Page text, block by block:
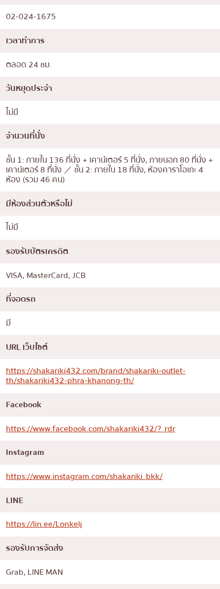
02-024-1675
เวลาทำการ
ตลอด 24 ชม.
วันหยุดประจำ
ไม่มี
จำนวนที่นั่ง
ชั้น 1: ภายใน 136 ที่นั่ง + เคาน์เตอร์ 5 ที่นั่ง, ภายนอก 80 ที่นั่ง +
เคาน์เตอร์ 8 ที่นั่ง ／ ชั้น 2: ภายใน 18 ที่นั่ง, ห้องคาราโอเกะ 4
ห้อง (รวม 46 คน)
มีห้องส่วนตัวหรือไม่
ไม่มี
รองรับบัตรเครดิต
VISA, MasterCard, JCB
ที่จอดรถ
มี
URL เว็บไซต์
https://shakariki432.com/brand/shakariki-outlet-
th/shakariki432-phra-khanong-th/
Facebook
https://www.facebook.com/shakariki432/?_rdr
Instagram
https://www.instagram.com/shakariki_bkk/
LINE
https://lin.ee/Lonkelj
รองรับการจัดส่ง
Grab, LINE MAN